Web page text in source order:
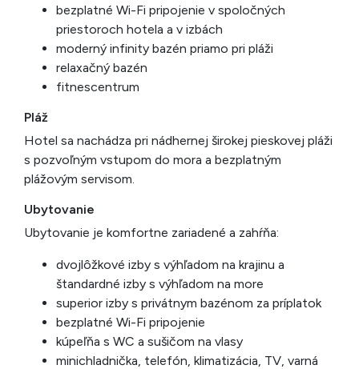
bezplatné Wi-Fi pripojenie v spoločných
priestoroch hotela a v izbách
moderný infinity bazén priamo pri pláži
relaxačný bazén
fitnescentrum
Pláž
Hotel sa nachádza pri nádhernej širokej pieskovej pláži
s pozvoľným vstupom do mora a bezplatným
plážovým servisom.
Ubytovanie
Ubytovanie je komfortne zariadené a zahŕňa:
dvojlôžkové izby s výhľadom na krajinu a
štandardné izby s výhľadom na more
superior izby s privátnym bazénom za príplatok
bezplatné Wi-Fi pripojenie
kúpeľňa s WC a sušičom na vlasy
minichladnička, telefón, klimatizácia, TV, varná